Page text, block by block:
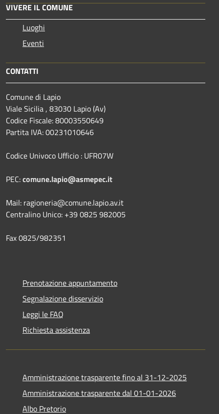
VIVERE IL COMUNE
Luoghi
Eventi
CONTATTI
Comune di Lapio
Viale Sicilia , 83030 Lapio (Av)
Codice Fiscale: 80003550649
Partita IVA: 00231010646
Codice Univoco Ufficio : UFR07W
PEC:comune.lapio@asmepec.it
Mail: ragioneria@comune.lapio.av.it
Centralino Unico: +39 0825 982005
Fax 0825/982351
Prenotazione appuntamento
Segnalazione disservizio
Leggi le FAQ
Richiesta assistenza
Amministrazione trasparente fino al 31-12-2025
Amministrazione trasparente dal 01-01-2026
Albo Pretorio